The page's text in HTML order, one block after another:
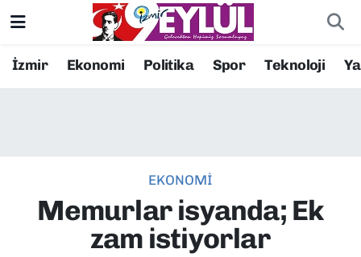
İzmir Ekonomi Politika Spor Teknoloji
EKONOMİ
Memurlar isyanda; Ek
zam istiyorlar
Resmi İlanlar
EKONOMİ
Konak Nöbetçi Eczaneler
Süper Lig Puan Durumu ve Fikstür
Tüm Manşetler